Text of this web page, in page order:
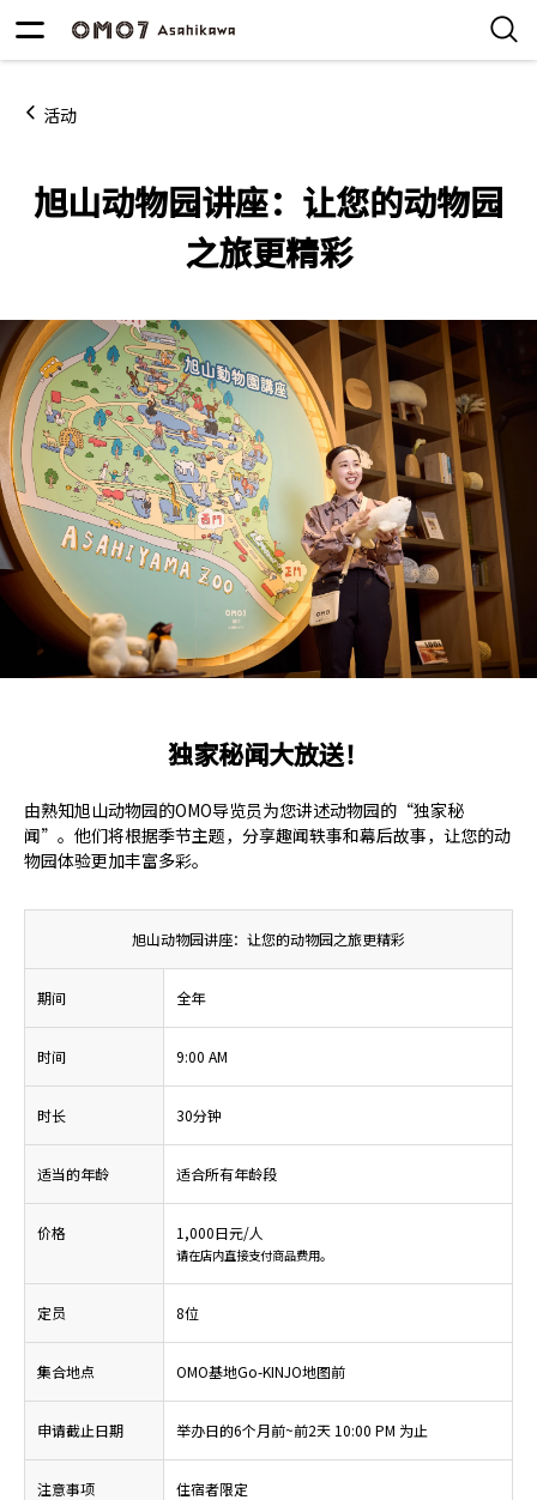
活动
旭山动物园讲座：让您的动物园
之旅更精彩
独家秘闻大放送！
由熟知旭山动物园的OMO导览员为您讲述动物园的“独家秘
闻”。他们将根据季节主题，分享趣闻轶事和幕后故事，让您的动
物园体验更加丰富多彩。
旭山动物园讲座：让您的动物园之旅更精彩
期间 全年
时间 9:00 AM
时长 30分钟
适当的年龄 适合所有年龄段
价格 1,000日元/人
请在店内直接支付商品费用。
定员 8位
集合地点 OMO基地Go-KINJO地图前
申请截止日期 举办日的6个月前~前2天 10:00 PM 为止
注意事项 住宿者限定